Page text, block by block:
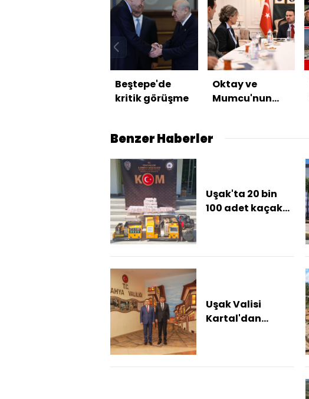
Beştepe'de
kritik görüşme
Oktay ve
Mumcu'nun
Benzer Haberler
Uşak'ta 20 bin
100 adet kaçak
Uşak Valisi
Kartal'dan